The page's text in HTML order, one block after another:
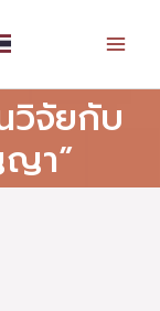
วิจัยกับ
า”